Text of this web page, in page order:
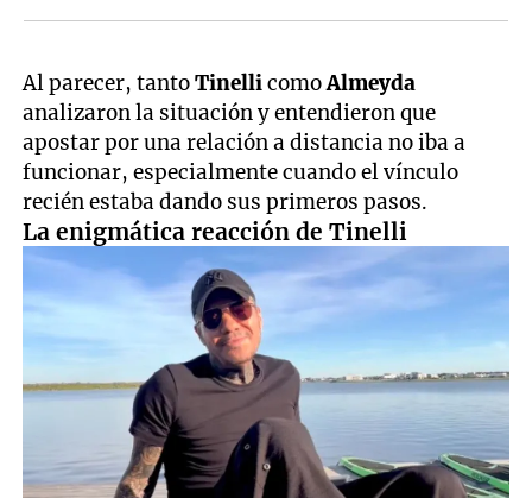
Al parecer, tantoTinellicomoAlmeyda
analizaron la situación y entendieron que
apostar por una relación a distancia no iba a
funcionar, especialmente cuando el vínculo
recién estaba dando sus primeros pasos.
La enigmática reacción de Tinelli